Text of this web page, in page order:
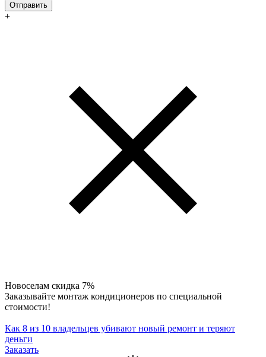
Отправить
+
Новоселам скидка 7%
Заказывайте монтаж кондиционеров по специальной
стоимости!
Как 8 из 10 владельцев убивают новый ремонт и теряют
деньги
Заказать